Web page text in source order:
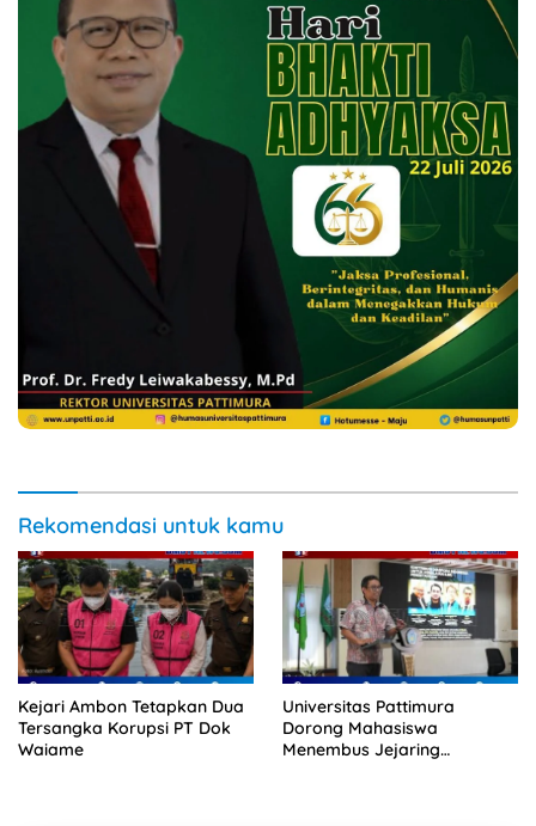
Kejari Ambon Tetapkan Dua
Tersangka Korupsi PT Dok
Waiame
Universitas Pattimura
Dorong Mahasiswa
Menembus Jejaring
Akademik Global Lewat
Kolaborasi Diaspora
Indonesia
@bm31news.com
Ikuti akun resmi BM31NEWS di TikTok
Follow
@bm31news.com
4 Agustus 2026
Pastikan Program Kemendikdasmen
Tepat Sasaran
23 Juli 2026
Keterbatasan Fiskal Tak Menghentikan
Ambisi Membangun Banda, Bupati
Malteng Andalkan Kolaborasi
Multipendanaan